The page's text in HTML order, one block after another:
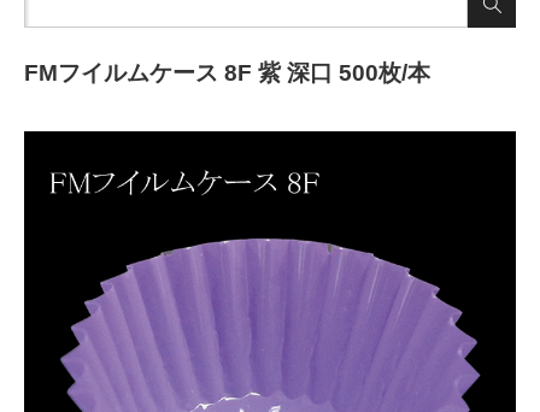
FMフイルムケース 8F 紫 深口 500枚/本